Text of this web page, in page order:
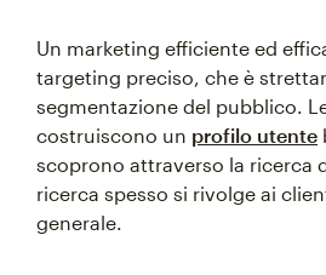
Un marketing efficiente ed
targeting preciso, che è
segmentazione del pubblico.
costruiscono un profilo utente
scoprono attraverso la ricerca
ricerca spesso si rivolge ai
generale.